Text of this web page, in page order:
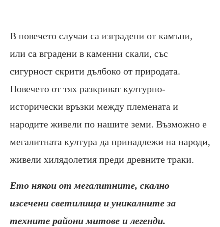
В повечето случаи са изградени от камъни,
или са вградени в каменни скали, със
сигурност скрити дълбоко от природата.
Повечето от тях разкриват културно-
исторически връзки между племената и
народите живели по нашите земи. Възможно е
мегалитната култура да принадлежи на народи,
живели хилядолетия преди древните траки.
Ето някои от мегалитните, скално
изсечени светилища и уникалните за
техните райони митове и легенди.